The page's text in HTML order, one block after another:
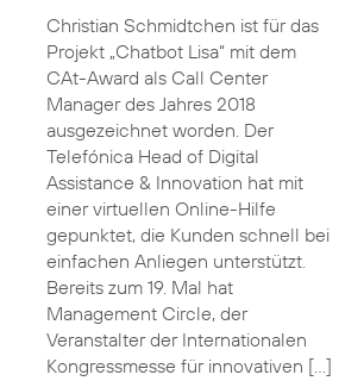
Christian Schmidtchen ist für das
Projekt „Chatbot Lisa“ mit dem
CAt-Award als Call Center
Manager des Jahres 2018
ausgezeichnet worden. Der
Telefónica Head of Digital
Assistance & Innovation hat mit
einer virtuellen Online-Hilfe
gepunktet, die Kunden schnell bei
einfachen Anliegen unterstützt.
Bereits zum 19. Mal hat
Management Circle, der
Veranstalter der Internationalen
Kongressmesse für innovativen […]